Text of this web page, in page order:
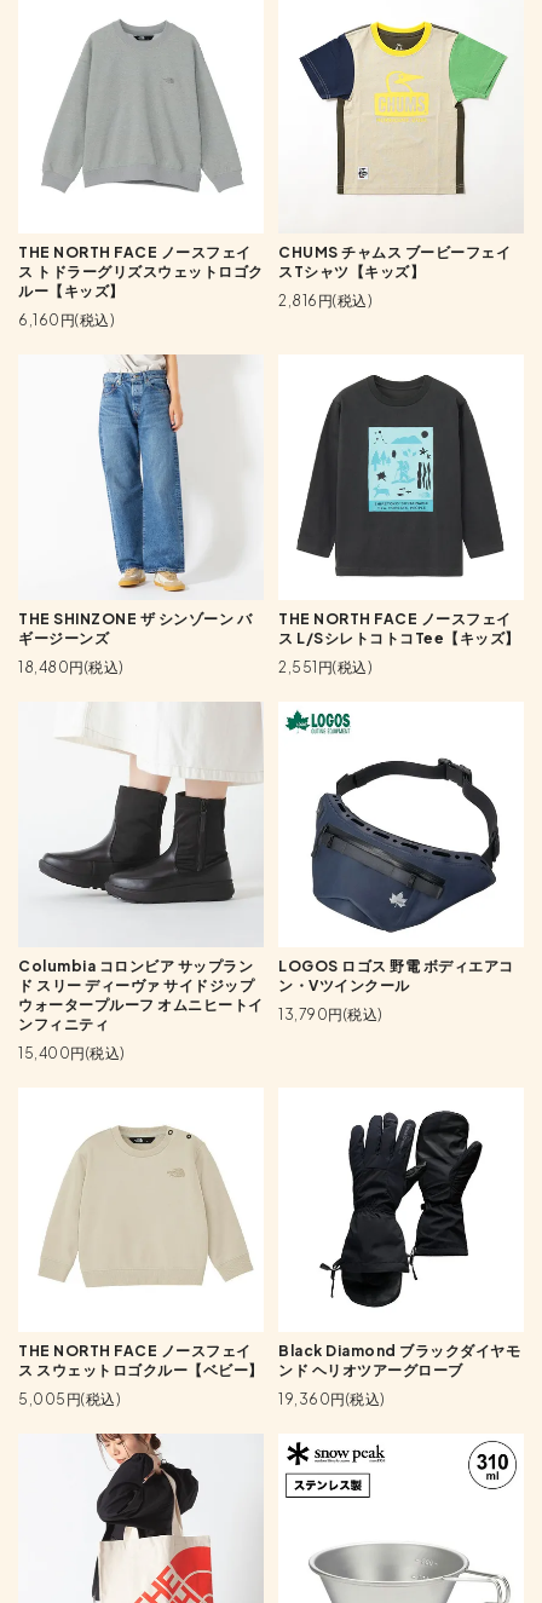
THE NORTH FACE ノースフェイ
ス トドラーグリズスウェットロゴク
ルー【キッズ】
6,160円(税込)
CHUMS チャムス ブービーフェイ
スTシャツ【キッズ】
2,816円(税込)
THE SHINZONE ザ シンゾーン バ
ギージーンズ
18,480円(税込)
THE NORTH FACE ノースフェイ
ス L/SシレトコトコTee【キッズ】
2,551円(税込)
Columbia コロンビア サップラン
ド スリー ディーヴァ サイドジップ
ウォータープルーフ オムニヒートイ
ンフィニティ
15,400円(税込)
LOGOS ロゴス 野電 ボディエアコ
ン・Vツインクール
13,790円(税込)
THE NORTH FACE ノースフェイ
ス スウェットロゴクルー【ベビー】
5,005円(税込)
Black Diamond ブラックダイヤモ
ンド ヘリオツアーグローブ
19,360円(税込)